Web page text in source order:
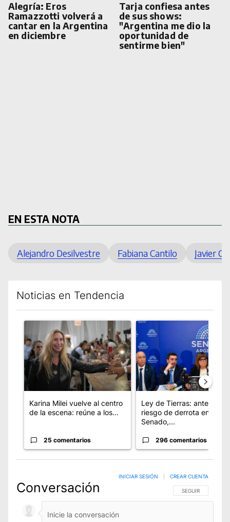
Alegría: Eros
Ramazzotti volverá a
cantar en la Argentina
en diciembre
Tarja confiesa antes
de sus shows:
"Argentina me dio la
oportunidad de
sentirme bien"
EN ESTA NOTA
Alejandro Desilvestre Fabiana Cantilo Javier
Noticias en Tendencia
Un artículo de tendencia con el título "Karina Milei vuelve
Karina Milei vuelve al centro
de la escena: reúne a los...
25 comentarios
Un artículo de tendencia
Ley de Tierras: ante el
riesgo de derrota en el
Senado,...
296 comentarios
Conversación SIGA ESTA
SEGUIR
INICIAR SESIÓN CREAR CUENTA